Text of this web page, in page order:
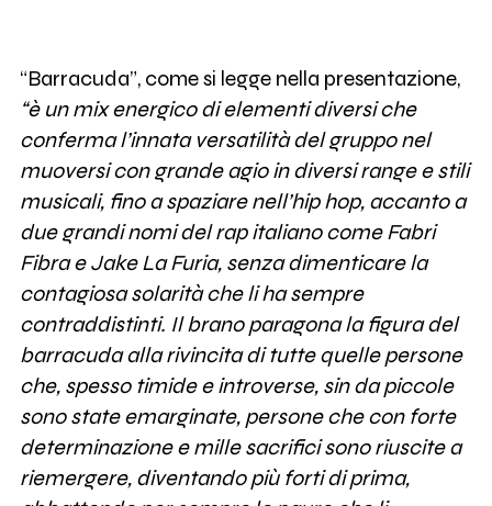
“Barracuda”, come si legge nella presentazione,
“è un mix energico di elementi diversi che
conferma l’innata versatilità del gruppo nel
muoversi con grande agio in diversi range e stili
musicali, fino a spaziare nell’hip hop, accanto a
due grandi nomi del rap italiano come Fabri
Fibra e Jake La Furia, senza dimenticare la
contagiosa solarità che li ha sempre
contraddistinti. Il brano paragona la figura del
barracuda alla rivincita di tutte quelle persone
che, spesso timide e introverse, sin da piccole
sono state emarginate, persone che con forte
determinazione e mille sacrifici sono riuscite a
riemergere, diventando più forti di prima,